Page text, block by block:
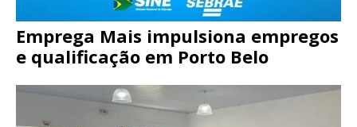
Emprega Mais impulsiona empregos
e qualificação em Porto Belo